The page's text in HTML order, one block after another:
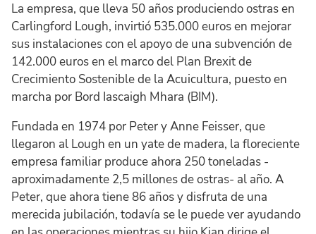
La empresa, que lleva 50 años produciendo ostras en
Carlingford Lough, invirtió 535.000 euros en mejorar
sus instalaciones con el apoyo de una subvención de
142.000 euros en el marco del Plan Brexit de
Crecimiento Sostenible de la Acuicultura, puesto en
marcha por Bord Iascaigh Mhara (BIM).
Fundada en 1974 por Peter y Anne Feisser, que
llegaron al Lough en un yate de madera, la floreciente
empresa familiar produce ahora 250 toneladas -
aproximadamente 2,5 millones de ostras- al año. A
Peter, que ahora tiene 86 años y disfruta de una
merecida jubilación, todavía se le puede ver ayudando